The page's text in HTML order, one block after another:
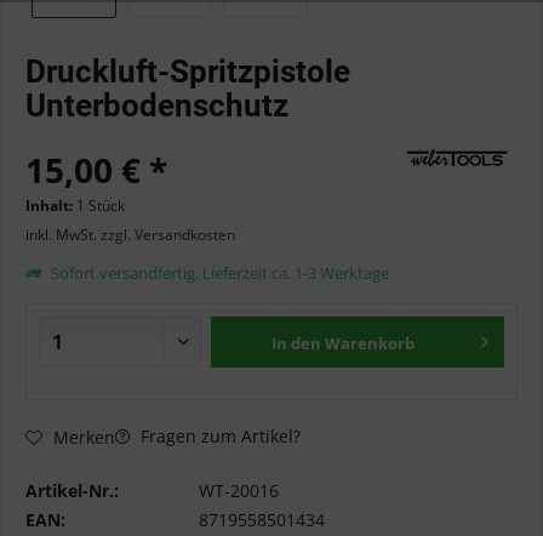
Druckluft-Spritzpistole
Unterbodenschutz
15,00 € *
Inhalt: 1 Stück
inkl. MwSt. zzgl. Versandkosten
Sofort versandfertig, Lieferzeit ca. 1-3 Werktage
In den Warenkorb
Merken Fragen zum Artikel?
Artikel-Nr.:
WT-20016
EAN:
8719558501434